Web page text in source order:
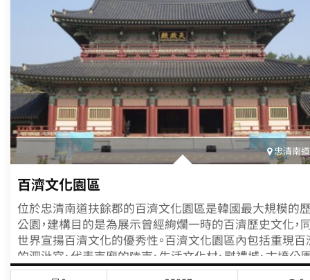
忠清南
百濟文化園區
位於忠清南道扶餘郡的百濟文化園區是韓國最大規模的
公園，建構目的是為展示曾經絢爛一時的百濟歷史文化，
世界宣揚百濟文化的優秀性。百濟文化園區內包括重現
的泗沘宮、代表寺廟的陵寺、生活文化村、慰禮城、古墳公
歷史文化館、主題折扣購物中心及百濟之林等。此外由文